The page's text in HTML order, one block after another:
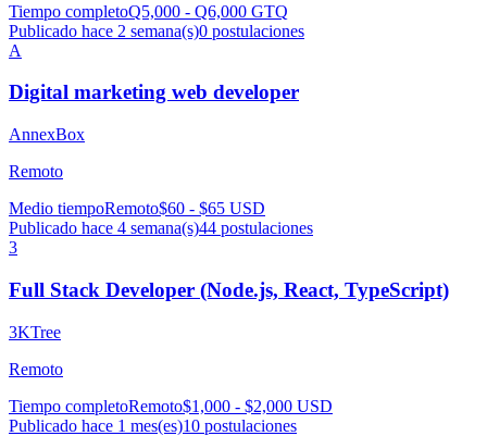
Tiempo completoQ5,000 - Q6,000 GTQ
Publicado hace 2 semana(s)0 postulaciones
A
Digital marketing web developer
AnnexBox
Remoto
Medio tiempoRemoto$60 - $65 USD
Publicado hace 4 semana(s)44 postulaciones
3
Full Stack Developer (Node.js, React, TypeScript)
3KTree
Remoto
Tiempo completoRemoto$1,000 - $2,000 USD
Publicado hace 1 mes(es)10 postulaciones